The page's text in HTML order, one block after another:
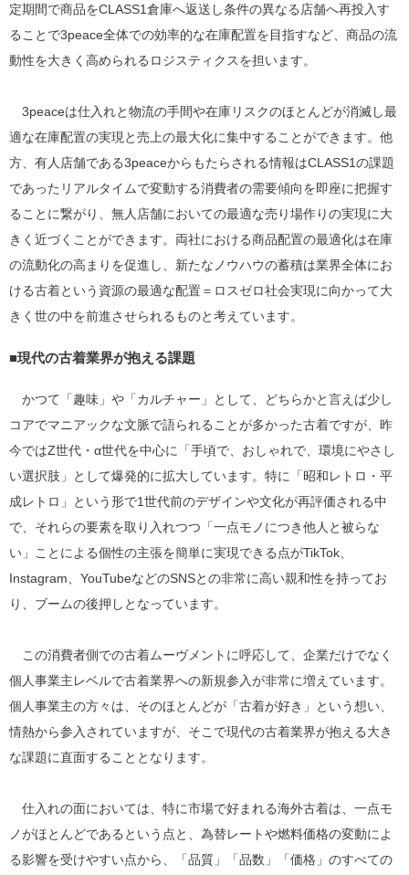
定期間で商品をCLASS1倉庫へ返送し条件の異なる店舗へ再投入す
ることで3peace全体での効率的な在庫配置を目指すなど、商品の流
動性を大きく高められるロジスティクスを担います。
3peaceは仕入れと物流の手間や在庫リスクのほとんどが消滅し最
適な在庫配置の実現と売上の最大化に集中することができます。他
方、有人店舗である3peaceからもたらされる情報はCLASS1の課題
であったリアルタイムで変動する消費者の需要傾向を即座に把握す
ることに繋がり、無人店舗においての最適な売り場作りの実現に大
きく近づくことができます。両社における商品配置の最適化は在庫
の流動化の高まりを促進し、新たなノウハウの蓄積は業界全体にお
ける古着という資源の最適な配置＝ロスゼロ社会実現に向かって大
きく世の中を前進させられるものと考えています。
■現代の古着業界が抱える課題
かつて「趣味」や「カルチャー」として、どちらかと言えば少し
コアでマニアックな文脈で語られることが多かった古着ですが、昨
今ではZ世代・α世代を中心に「手頃で、おしゃれで、環境にやさし
い選択肢」として爆発的に拡大しています。特に「昭和レトロ・平
成レトロ」という形で1世代前のデザインや文化が再評価される中
で、それらの要素を取り入れつつ「一点モノにつき他人と被らな
い」ことによる個性の主張を簡単に実現できる点がTikTok、
Instagram、YouTubeなどのSNSとの非常に高い親和性を持ってお
り、ブームの後押しとなっています。
この消費者側での古着ムーヴメントに呼応して、企業だけでなく
個人事業主レベルで古着業界への新規参入が非常に増えています。
個人事業主の方々は、そのほとんどが「古着が好き」という想い、
情熱から参入されていますが、そこで現代の古着業界が抱える大き
な課題に直面することとなります。
仕入れの面においては、特に市場で好まれる海外古着は、一点モ
ノがほとんどであるという点と、為替レートや燃料価格の変動によ
る影響を受けやすい点から、「品質」「品数」「価格」のすべての